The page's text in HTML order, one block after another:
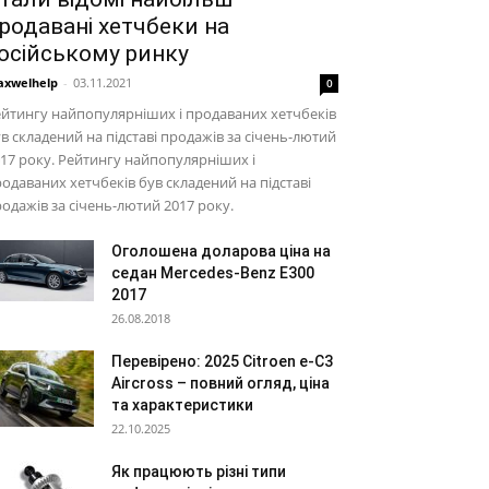
хетчбеки на
ринку
- 03.11.2021 0
найпопулярніших і продаваних хетчбеків
складений на підставі продажів за січень-лютий
року. Рейтингу найпопулярніших і
хетчбеків був складений на підставі
за січень-лютий 2017 року.
Оголошена доларова ціна на
седан Mercedes-Benz E300
2017
26.08.2018
Перевірено: 2025 Citroen e-C3
Aircross – повний огляд, ціна
та характеристики
22.10.2025
Як працюють різні типи